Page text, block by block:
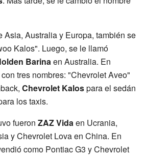
Asia, Australia y Europa, también se
Kalos". Luego, se le llamó
Barinaen Australia. En
tres nombres: "Chevrolet Aveo"
Chevrolet Kalospara el sedán
los taxis.
fueron ZAZ Vidaen Ucrania,
y Chevrolet Lova en China. En
como Pontiac G3 y Chevrolet